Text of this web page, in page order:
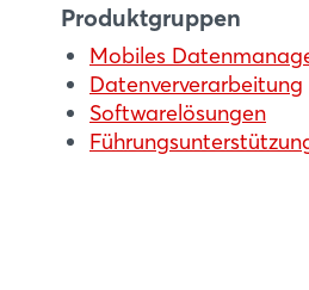
Produktgruppen
Mobiles
Datenververarbeitung
Softwarelösungen